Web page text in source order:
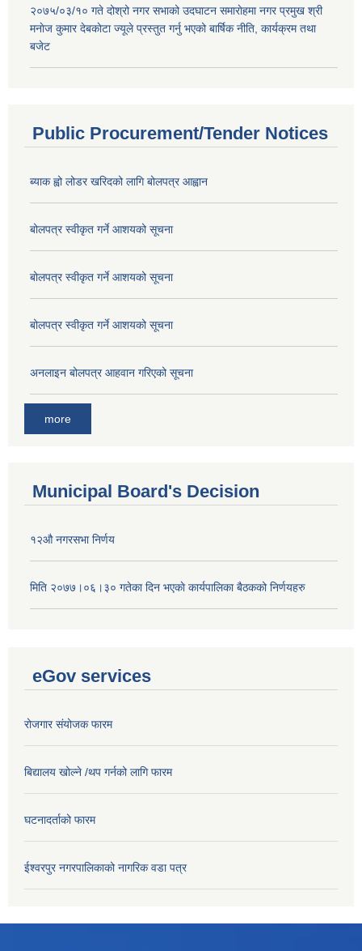
२०७५/०३/१० गते दोश्रो नगर सभाको उदघाटन समाराेहमा नगर प्रमुख श्री
मनाेज कुमार देबकाेटा ज्यूले प्रस्तुत गर्नु भएको बार्षिक नीति, कार्यक्रम तथा
बजेट
Public Procurement/Tender Notices
ब्याक ह्वो लोडर खरिदको लागि बोलपत्र आह्वान
बोलपत्र स्वीकृत गर्ने आशयको सूचना
बोलपत्र स्वीकृत गर्ने आशयको सूचना
बोलपत्र स्वीकृत गर्ने आशयको सूचना
अनलाइन बोलपत्र आहवान गरिएको सूचना
more
Municipal Board's Decision
१२औ नगरसभा निर्णय
मिति २०७७।०६।३० गतेका दिन भएकाे कार्यपालिका बैठकको निर्णयहरु
eGov services
रोजगार संयोजक फारम
बिद्यालय खोल्ने /थप गर्नको लागि फारम
घटनादर्ताको फारम
ईश्वरपुर नगरपालिकाको नागरिक वडा पत्र